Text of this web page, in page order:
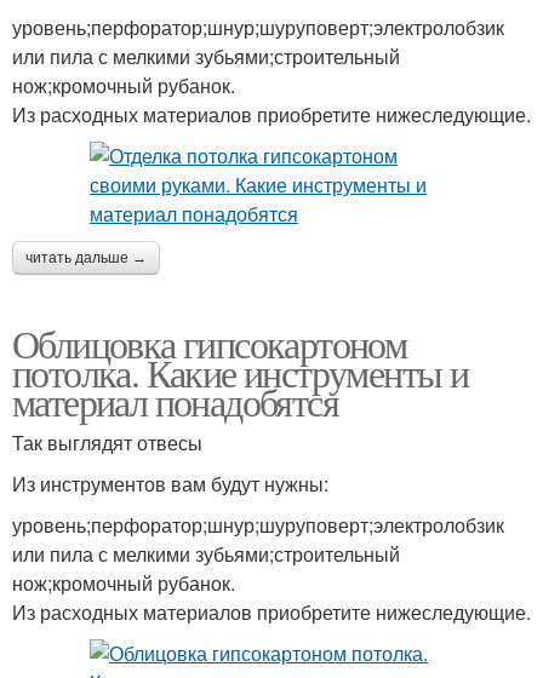
уровень;перфоратор;шнур;шуруповерт;электролобзик
или пила с мелкими зубьями;строительный
нож;кромочный рубанок.
Из расходных материалов приобретите нижеследующие.
читать дальше →
Облицовка гипсокартоном
потолка. Какие инструменты и
материал понадобятся
Так выглядят отвесы
Из инструментов вам будут нужны:
уровень;перфоратор;шнур;шуруповерт;электролобзик
или пила с мелкими зубьями;строительный
нож;кромочный рубанок.
Из расходных материалов приобретите нижеследующие.